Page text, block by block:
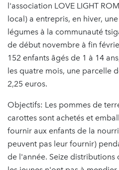
l'association LOVE LIGHT
local) a entrepris, en hiver,
légumes à la communauté
de début novembre à fin
152 enfants âgés de 1 à 14
les quatre mois, une parcelle
2,25 euros.
Objectifs: Les pommes de
carottes sont achetés et
fournir aux enfants de la
peuvent pas leur fournir)
de l'année. Seize